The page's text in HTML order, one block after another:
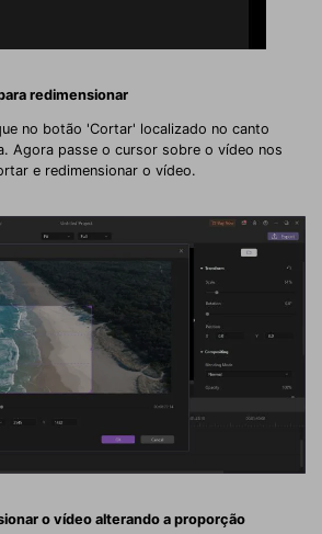
redimensionar
no botão 'Cortar' localizado no canto
Agora passe o cursor sobre o vídeo nos
e redimensionar o vídeo.
o vídeo alterando a proporção